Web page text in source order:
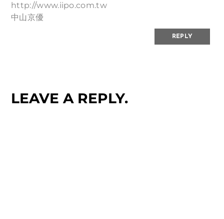
http://www.iipo.com.tw
中山京優
REPLY
LEAVE A REPLY.